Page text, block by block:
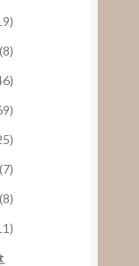
(8)
(7)
(8)